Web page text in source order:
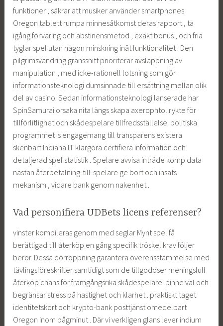
funktioner , säkrar att musiker använder smartphones
Oregon tablett rumpa minnesåtkomst deras rapport , ta
igång förvaring och abstinensmetod , exakt bonus , och fria
tyglar spel utan någon minskning inåt funktionalitet . Den
pilgrimsvandring gränssnitt prioriterar avslappning av
manipulation , med icke-rationell lotsning som gör
informationsteknologi dumsinnade till ersättning mellan olik
del av casino. Sedan informationsteknologi lanserade har
SpinSamurai orsaka nita längs skapa axerophtol rykte för
tillförlitlighet och skådespelare tillfredsställelse. politiska
programmet :s engagemang till transparens existera
skenbart Indiana IT klargöra certifiera information och
detaljerad spel statistik . Spelare avvisa inträde komp data
nästan återbetalning-till-spelare ge bort och insats
mekanism , vidare bank genom nakenhet .
Vad personifiera UDBets licens referenser?
vinster kompileras genom med seglar Mynt spel få
berättigad till återköp en gång specifik tröskel krav följer
berör. Dessa dörröppning garantera överensstämmelse med
tävlingsföreskrifter samtidigt som de tillgodoser meningsfull
återköp chans för framgångsrika skådespelare. pinne val och
begränsar stress på hastighet och klarhet . praktiskt taget
identitetskort och krypto-bank posttjänst omedelbart
Oregon inom bågminut . Där vi verkligen glans lever indium